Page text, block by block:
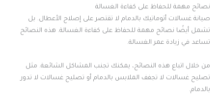
نصائح مهمة للحفاظ على كفاءة الغسالة
صيانة غسالات أتوماتيك بالدمام لا تقتصر على إصلاح الأعطال. بل
تشمل أيضًا نصائح مهمة للحفاظ على كفاءة الغسالة. هذه النصائح
تساعد في زيادة عمر الغسالة.
من خلال اتباع هذه النصائح، يمكنك تجنب المشاكل الشائعة. مثل
تصليح غسالات لا تجفف الملابس بالدمام أو تصليح غسالات لا تدور
بالدمام.